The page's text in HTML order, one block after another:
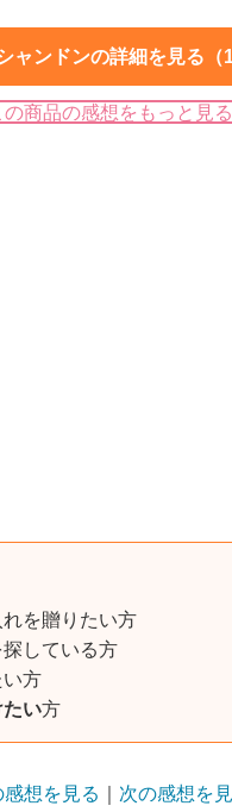
ャンドンの詳細を見る（
の商品の感想をもっと見る
を贈りたい方
探している方
方
たい方
想を見る 次の感想を